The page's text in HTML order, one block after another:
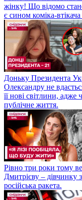
жінку! Що відомо
є сином коміка-
Доньку Президента
Олександру не
її нові світлини, адже
публічне життя.
Рівно три роки тому
Дмитрієву – дівчинку
російська ракета.